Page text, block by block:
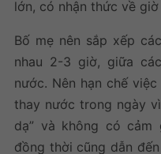
lớn, có nhận thức về
Bố mẹ nên sắp xếp
nhau 2-3 giờ, giữa
nước. Nên hạn chế
thay nước trong ngày
dạ” và không có cảm
đồng thời cũng dẫn